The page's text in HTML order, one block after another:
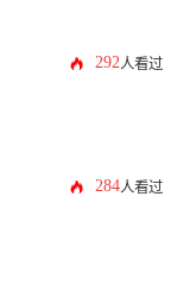
292人看过
284人看过